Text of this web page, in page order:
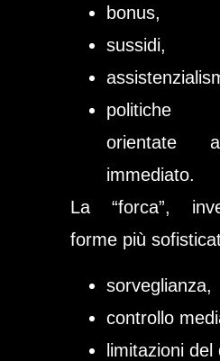
bonus,
sussidi,
politiche
orientate
immediato.
La “forca”,
forme più
sorveglianza,
controllo
limitazioni del